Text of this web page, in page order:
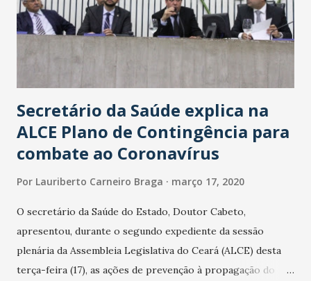
Secretário da Saúde explica na
ALCE Plano de Contingência para
combate ao Coronavírus
Por Lauriberto Carneiro Braga março 17, 2020
O secretário da Saúde do Estado, Doutor Cabeto,
apresentou, durante o segundo expediente da sessão
plenária da Assembleia Legislativa do Ceará (ALCE) desta
terça-feira (17), as ações de prevenção à propagação do